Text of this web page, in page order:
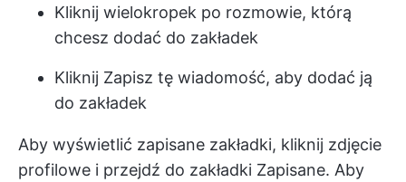
Kliknij wielokropek po rozmowie, którą
chcesz dodać do zakładek
Kliknij Zapisz tę wiadomość, aby dodać ją
do zakładek
Aby wyświetlić zapisane zakładki, kliknij zdjęcie
profilowe i przejdź do zakładki Zapisane. Aby